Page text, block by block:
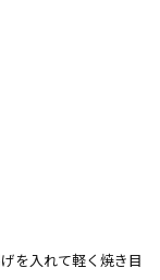
を入れて軽く焼き目